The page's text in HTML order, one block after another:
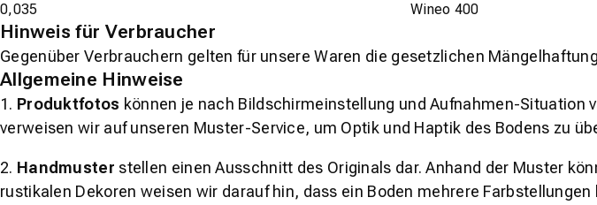
0,035 Wineo 400
Hinweis für Verbraucher
Gegenüber Verbrauchern gelten für unsere Waren die gesetzlichen
Allgemeine Hinweise
1. Produktfotos können je nach Bildschirmeinstellung und Aufnahmen-Situation
verweisen wir auf unseren Muster-Service, um Optik und Haptik des Bodens zu
2. Handmuster stellen einen Ausschnitt des Originals dar. Anhand der Muster
rustikalen Dekoren weisen wir darauf hin, dass ein Boden mehrere